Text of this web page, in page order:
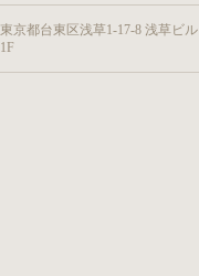
東京都台東区浅草1-17-8 浅草ビル
1F